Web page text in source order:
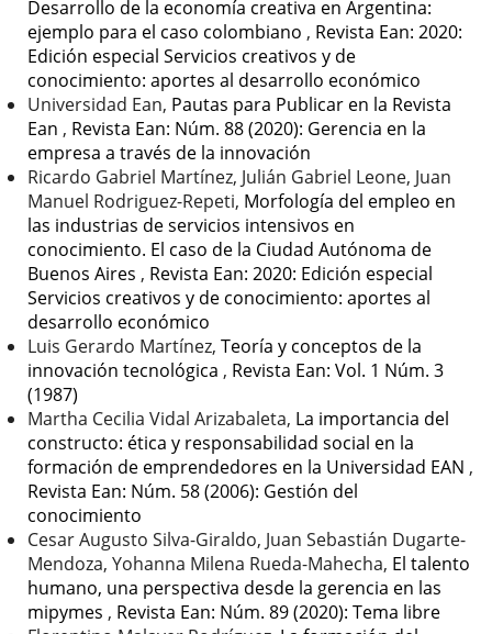
Desarrollo de la economía creativa en Argentina:
ejemplo para el caso colombiano , Revista Ean: 2020:
Edición especial Servicios creativos y de
conocimiento: aportes al desarrollo económico
Universidad Ean, Pautas para Publicar en la Revista
Ean , Revista Ean: Núm. 88 (2020): Gerencia en la
empresa a través de la innovación
Ricardo Gabriel Martínez, Julián Gabriel Leone, Juan
Manuel Rodriguez-Repeti, Morfología del empleo en
las industrias de servicios intensivos en
conocimiento. El caso de la Ciudad Autónoma de
Buenos Aires , Revista Ean: 2020: Edición especial
Servicios creativos y de conocimiento: aportes al
desarrollo económico
Luis Gerardo Martínez, Teoría y conceptos de la
innovación tecnológica , Revista Ean: Vol. 1 Núm. 3
(1987)
Martha Cecilia Vidal Arizabaleta, La importancia del
constructo: ética y responsabilidad social en la
formación de emprendedores en la Universidad EAN ,
Revista Ean: Núm. 58 (2006): Gestión del
conocimiento
Cesar Augusto Silva-Giraldo, Juan Sebastián Dugarte-
Mendoza, Yohanna Milena Rueda-Mahecha, El talento
humano, una perspectiva desde la gerencia en las
mipymes , Revista Ean: Núm. 89 (2020): Tema libre